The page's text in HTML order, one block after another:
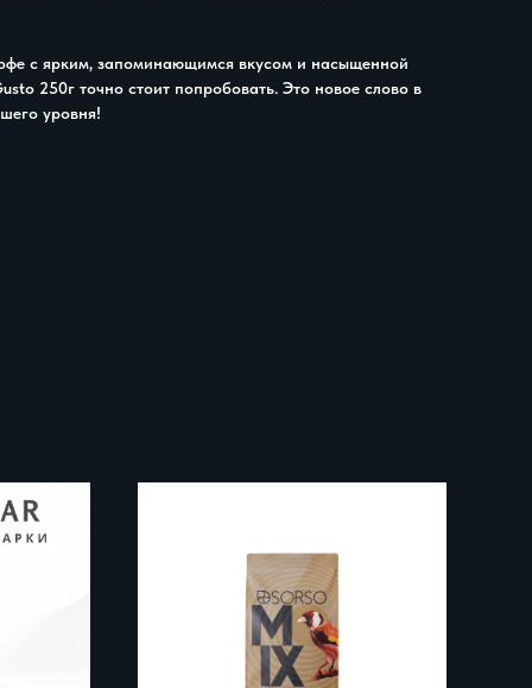
с ярким, запоминающимся вкусом и насыщенной
250г точно стоит попробовать. Это новое слово в
уровня!